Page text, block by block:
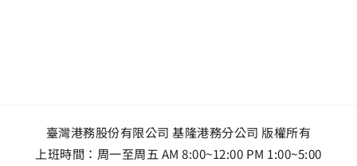
臺灣港務股份有限公司 基隆港務分公司 版權所有
上班時間：周一至周五 AM 8:00~12:00 PM 1:00~5:00